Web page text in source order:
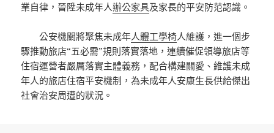
業自律，晉陞未成年人辦公家具及家長的平安防范認識。
公安機關將聚焦未成年人體工學椅人維護，進一個步
驟推動旅店“五必需”規則落實落地，連續催促領導旅店等
住宿運營者嚴厲落實主體義務，配合構建關愛、維護未成
年人的旅店住宿平安機制，為未成年人安康生長供給傑出
社會治安周遭的狀況。